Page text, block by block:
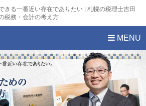
きる一番近い存在でありたい | 札幌の税理士吉田
税務・会計の考え方
MENU